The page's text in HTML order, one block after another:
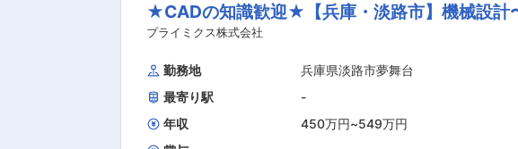
発 Power Platform、RPA、kintone、Salesforceを活
クト例： ・淡路島内のバスの時刻表＆乗車予約アプリ
ード開発、AIモデル開発などSI事業に注力しています。
徴です。 ■ライフイベントをサポートする様々な制度 復職プログラムの実施、育児状況ヒアリング、キャリアプラン相談、先輩ママとの交流
「ＩＤＯＢＡＴＡ会議」への参加、パソナファミリー保育園
囲：会社の定める業務
★CADの知識歓迎★【兵庫・淡路市】機械設計
プライミクス株式会社
勤務地
兵庫県淡路市夢舞台
最寄り駅
-
年収
450万円~549万円